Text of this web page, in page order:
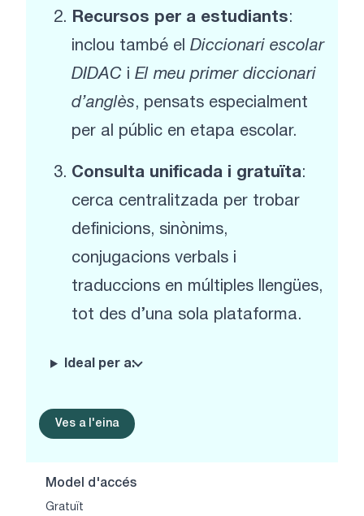
Recursos per a estudiants:
inclou també el Diccionari escolar
DIDAC i El meu primer diccionari
d’anglès, pensats especialment
per al públic en etapa escolar.
Consulta unificada i gratuïta:
cerca centralitzada per trobar
definicions, sinònims,
conjugacions verbals i
traduccions en múltiples llengües,
tot des d’una sola plataforma.
Ideal per a:
Ves a l'eina
Model d'accés
Gratuït